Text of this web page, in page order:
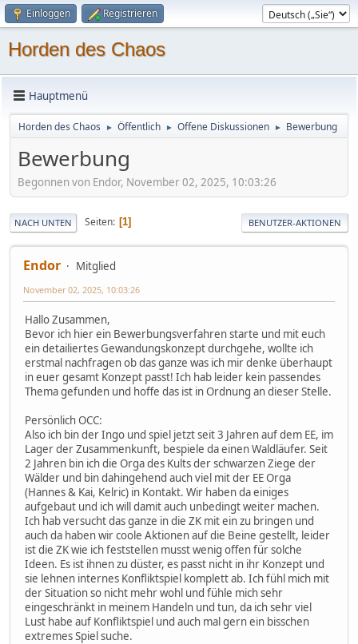
Einloggen Registrieren
Horden des Chaos
Hauptmenü
Horden des Chaos ► Öffentlich ► Offene Diskussionen ► Bewerbung
Bewerbung
Begonnen von Endor, November 02, 2025, 10:03:26
NACH UNTEN Seiten 1 BENUTZER-AKTIONEN
Endor Mitglied
November 02, 2025, 10:03:26
Hallo Zusammen,
Bevor ich hier ein Bewerbungsverfahren starte und mit euch
ein detailiertes Gewandungskonzept durchgehe, wollte ich
erstmal nachfragen ob das ganze was ich mir denke überhaupt
in euer gesamt Konzept passt! Ich hab leider kein passendes
Thema gefunden und hoffe das ist in Ordnung an dieser Stelle.
Persönlich OCC:
Also ich bin der Ingo und spiel jetzt seit 3 Jahren auf dem EE, im
Lager der Zusammenkunft, bespiele da einen Waldläufer. Seit
2 Jahren bin ich die Orga des Kults der schwarzen Ziege der
Wälder und bin dahingehend auch viel mit der EE Orga
(Hannes & Kai, Kelric) in Kontakt. Wir haben da einiges
aufgebaut und ich will damit auch unbedingt weiter machen.
Ich hab versucht das ganze in die ZK mit ein zu bringen und
auch da haben wir coole Aktionen auf die Beine gestellt, leider
ist die ZK wie ich feststellen musst wenig offen für solche
Ideen. Es ist ihnen zu düster, es passt nicht in ihr Konzept und
sie lehnen internes Konfliktspiel komplett ab. Ich fühl mich mit
der Situation so nicht mehr wohl und fühle mich sehr
eingeschränkt in meinem Handeln und tun, da ich sehr viel
Lust habe auf Konfliktspiel und auch mal gern ein bisschen
extremes Spiel suche.